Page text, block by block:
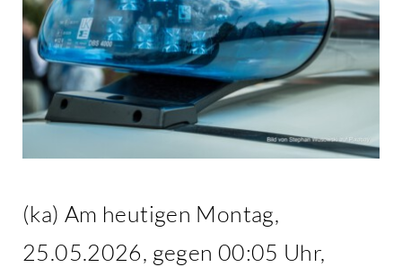
(ka) Am heutigen Montag,
25.05.2026, gegen 00:05 Uhr,